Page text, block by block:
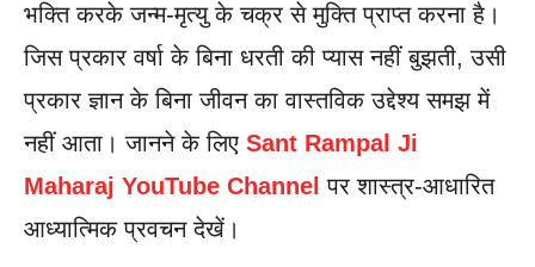
भक्ति करके जन्म-मृत्यु के चक्र से मुक्ति प्राप्त करना है।
जिस प्रकार वर्षा के बिना धरती की प्यास नहीं बुझती, उसी
प्रकार ज्ञान के बिना जीवन का वास्तविक उद्देश्य समझ में
नहीं आता। जानने के लिए Sant Rampal Ji
Maharaj YouTube Channel पर शास्त्र-आधारित
आध्यात्मिक प्रवचन देखें।